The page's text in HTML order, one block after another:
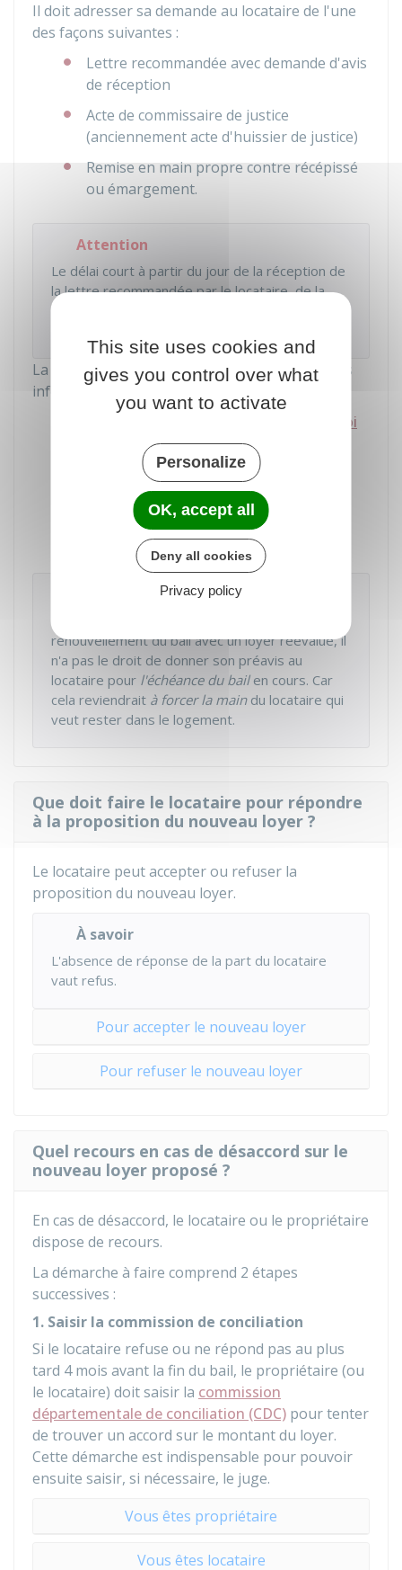
Il doit adresser sa demande au locataire de l'une
des façons suivantes :
Lettre recommandée avec demande d'avis
de réception
Acte de commissaire de justice
(anciennement acte d'huissier de justice)
Remise en main propre contre récépissé
ou émargement.
Attention
Le délai court à partir du jour de la réception de
la lettre recommandée par le locataire, de la
signification de l'acte de commissaire de justice
La proposition de réévaluation doit contenir les
informations suivantes :
Texte intégral de l'article 17-2 I. de la loi
recopié (sinon la proposition
n'est pas valable)
Montant du nouveau loyer proposé et
liste des références ayant servi à le
déterminer.
renouvellement du bail avec un loyer réévalué, il
n'a pas le droit de donner son préavis au
locataire pour l'échéance du bailen cours. Car
cela reviendrait à forcer la maindu locataire qui
veut rester dans le logement.
Que doit faire le locataire pour répondre
à la proposition du nouveau loyer ?
Le locataire peut accepter ou refuser la
proposition du nouveau loyer.
À savoir
L'absence de réponse de la part du locataire
vaut refus.
Pour accepter le nouveau loyer
Pour refuser le nouveau loyer
Quel recours en cas de désaccord sur le
nouveau loyer proposé ?
En cas de désaccord, le locataire ou le propriétaire
dispose de recours.
La démarche à faire comprend 2 étapes
successives :
1. Saisir la commission de conciliation
Si le locataire refuse ou ne répond pas au plus
tard 4 mois avant la fin du bail, le propriétaire (ou
le locataire) doit saisir la commission
départementale de conciliation (CDC) pour tenter
de trouver un accord sur le montant du loyer.
Cette démarche est indispensable pour pouvoir
ensuite saisir, si nécessaire, le juge.
Vous êtes propriétaire
Vous êtes locataire
This site uses cookies and
gives you control over what
you want to activate
Personalize
OK, accept all
Deny all cookies
Privacy policy